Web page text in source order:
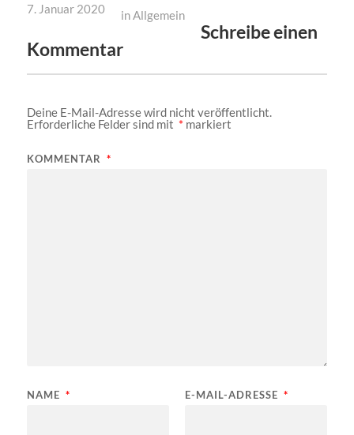
7. Januar 2020 inAllgemein
Schreibe einen
Kommentar
Deine E-Mail-Adresse wird nicht veröffentlicht.
Erforderliche Felder sind mit * markiert
KOMMENTAR *
NAME * E-MAIL-ADRESSE *